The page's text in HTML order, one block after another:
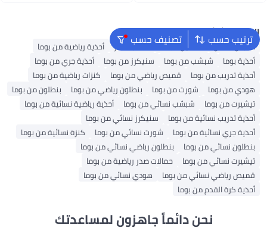
ترتيب حسب تصنيف حسب البحث الشائع
ملابس اطفال فساتين للبنات حقائب ظهر
أحذية رياضية من بوما
أحذية بوما
شبشب من بوما سنيكرز من بوما
أحذية جري من بوما
أحذية تدريب من بوما
قميص رياضي من بوما
كنزات رياضية من بوما
هودي من بوما
شورت من بوما بنطلون رياضي من بوما
بنطلون من بوما
تيشيرت من بوما
شبشب نسائي من بوما
أحذية رياضية نسائية من بوما
أحذية تدريب نسائية من بوما
سنيكرز نسائي من بوما
أحذية جري نسائية من بوما
شورت نسائي من بوما
كنزة نسائية من بوما
بنطلون نسائي من بوما
بنطلون رياضي نسائي من بوما
تيشيرت نسائي من بوما
حمالات صدر رياضية من بوما
قميص رياضي نسائي من بوما
هودي نسائي من بوما
أحذية كرة القدم من بوما
نحن دائماً جاهزون لمساعدتك